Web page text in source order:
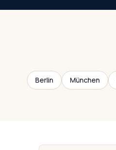
Berlin München